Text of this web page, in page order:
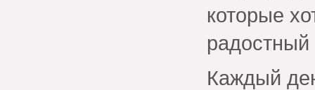
которые
радостный
Каждый